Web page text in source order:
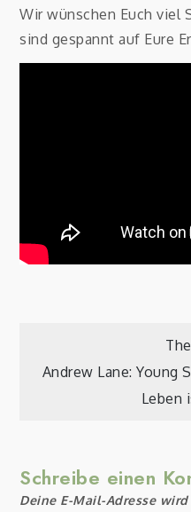
Wir wünschen Euch viel
sind gespannt auf Eure
Andrew Lane: Young
Leben
Schreibe einen
Deine E-Mail-Adresse